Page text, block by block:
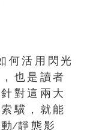
何活用閃光
也是讀者
對這兩大
驥，就能
∕靜態影